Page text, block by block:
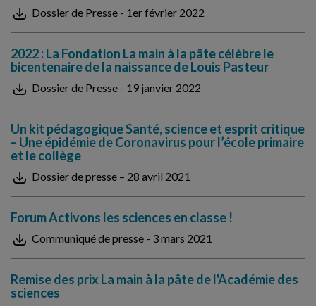
Dossier de Presse - 1er février 2022
2022 : La Fondation La main à la pâte célèbre le
bicentenaire de la naissance de Louis Pasteur
Dossier de Presse - 19 janvier 2022
Un kit pédagogique Santé, science et esprit critique
– Une épidémie de Coronavirus pour l’école primaire
et le collège
Dossier de presse – 28 avril 2021
Forum Activons les sciences en classe !
Communiqué de presse - 3 mars 2021
Remise des prix La main à la pâte de l'Académie des
sciences